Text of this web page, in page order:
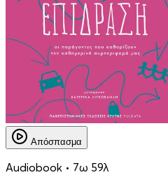
Απόσπασμα
Audiobook • 7ω 59λ